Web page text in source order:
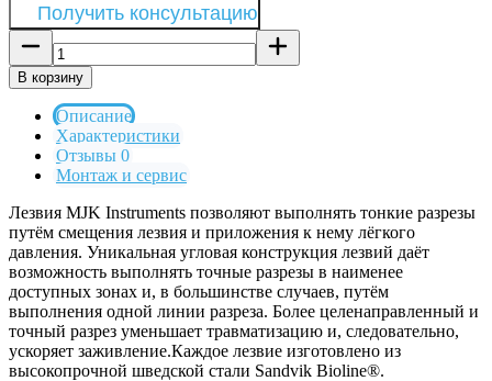
Получить консультацию
В корзину
Описание
Характеристики
Отзывы 0
Монтаж и сервис
Лезвия MJK Instruments позволяют выполнять тонкие разрезы
путём смещения лезвия и приложения к нему лёгкого
давления. Уникальная угловая конструкция лезвий даёт
возможность выполнять точные разрезы в наименее
доступных зонах и, в большинстве случаев, путём
выполнения одной линии разреза. Более целенаправленный и
точный разрез уменьшает травматизацию и, следовательно,
ускоряет заживление.Каждое лезвие изготовлено из
высокопрочной шведской стали Sandvik Bioline®.